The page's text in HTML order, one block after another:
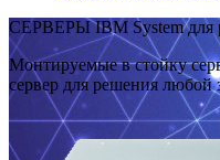
СЕРВЕРЫ IBM System для
Монтируемые в стойку
сервер для решения любой